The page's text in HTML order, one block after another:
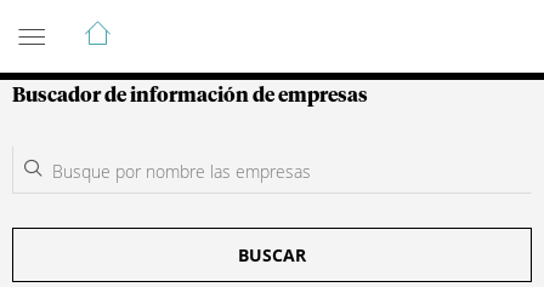
Guía de Empresas Colombianas
Buscador de información de empresas
BUSCAR